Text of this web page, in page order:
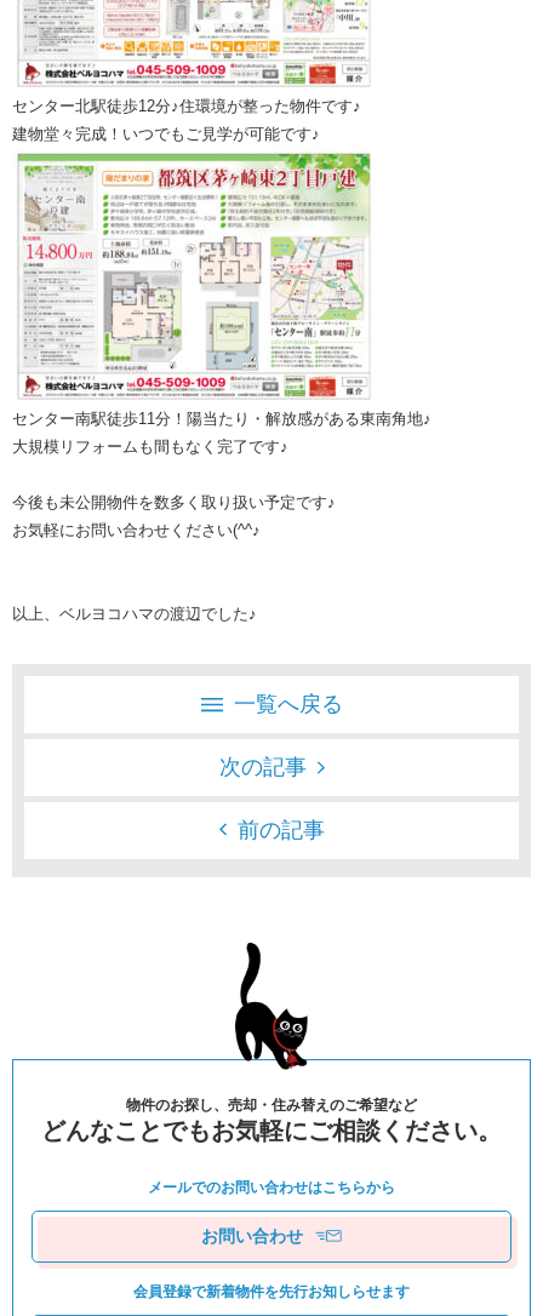
センター北駅徒歩12分♪住環境が整った物件です♪
建物堂々完成！いつでもご見学が可能です♪
センター南駅徒歩11分！陽当たり・解放感がある東南角地♪
大規模リフォームも間もなく完了です♪
今後も未公開物件を数多く取り扱い予定です♪
お気軽にお問い合わせください(^^♪
以上、ベルヨコハマの渡辺でした♪
一覧へ戻る
次の記事
前の記事
物件のお探し、売却・住み替えのご希望など
どんなことでもお気軽にご相談ください。
メールでのお問い合わせはこちらから
お問い合わせ
会員登録で新着物件を先⾏お知しらせます